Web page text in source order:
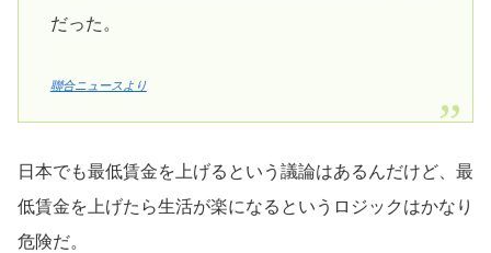
だった。
聯合ニュースより
日本でも最低賃金を上げるという議論はあるんだけど、最
低賃金を上げたら生活が楽になるというロジックはかなり
危険だ。